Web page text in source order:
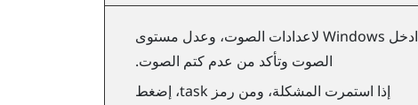
ادخل Windows لاعدادات الصوت، وعدل مستوى
الصوت وتأكد من عدم كتم الصوت.
إذا استمرت المشكلة، ومن رمز task، إضغط